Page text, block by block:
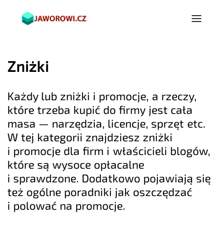
Zniżki
Każdy lub zniżki i promocje, a rzeczy,
które trzeba kupić do firmy jest cała
masa — narzędzia, licencje, sprzęt etc.
W tej kategorii znajdziesz zniżki
i promocje dla firm i właścicieli blogów,
które są wysoce opłacalne
i sprawdzone. Dodatkowo pojawiają się
też ogólne poradniki jak oszczędzać
i polować na promocje.